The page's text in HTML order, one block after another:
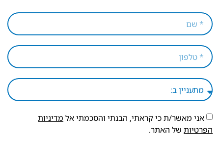
אני מאשר/ת כי קראתי, הבנתי והסכמתי אל מדיניות
הפרטיות של האתר.